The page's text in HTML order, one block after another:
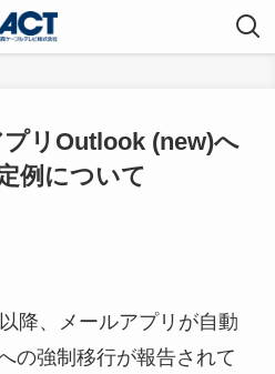
リOutlook (new)へ
例について
降、メールアプリが自動
の強制移行が報告されて